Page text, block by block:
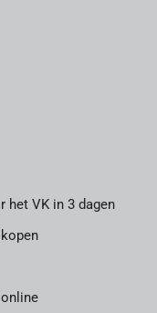
het VK in 3 dagen